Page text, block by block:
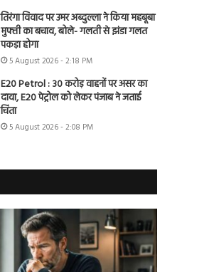
तिरंगा विवाद पर उमर अब्दुल्ला ने किया महबूबा
मुफ्ती का बचाव, बोले- गलती से झंडा गलत
पकड़ा होगा
5 August 2026 - 2:18 PM
E20 Petrol : 30 करोड़ वाहनों पर असर का
दावा, E20 पेट्रोल को लेकर पंजाब ने जताई
चिंता
5 August 2026 - 2:08 PM